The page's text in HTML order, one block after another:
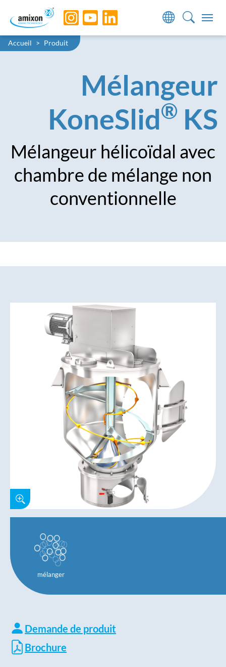
Skip to main navigation
Skip to main content
Skip to page footer
You are here:
Accueil Produit
Mélangeur
KoneSlid® KS
Mélangeur hélicoïdal avec
chambre de mélange non
conventionnelle
mélanger
Demande de produit
Brochure